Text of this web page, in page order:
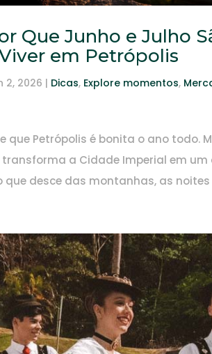
Que Junho e Julho
em Petrópolis
2, 2026 | Dicas, Explore momentos,
que Petrópolis é bonita o ano todo.
transforma a Cidade Imperial em
desce das montanhas, as noites